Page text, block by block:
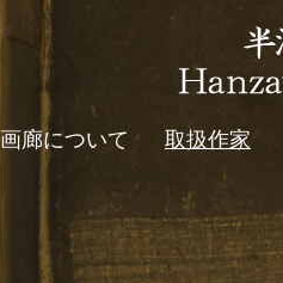
画廊について 取扱作家